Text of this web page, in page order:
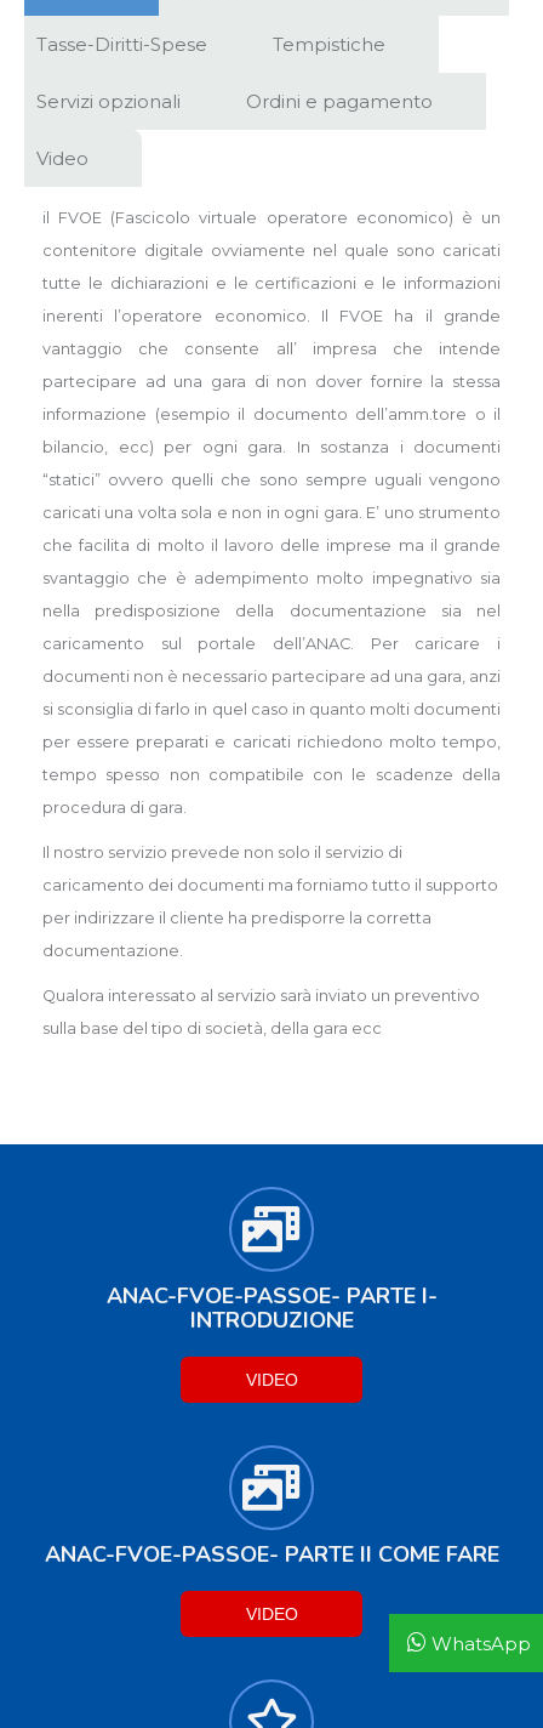
Tasse-Diritti-Spese Tempistiche
Servizi opzionali Ordini e pagamento
Video
il FVOE (Fascicolo virtuale operatore economico) è un
contenitore digitale ovviamente nel quale sono caricati
tutte le dichiarazioni e le certificazioni e le informazioni
inerenti l’operatore economico. Il FVOE ha il grande
vantaggio che consente all’ impresa che intende
partecipare ad una gara di non dover fornire la stessa
informazione (esempio il documento dell’amm.tore o il
bilancio, ecc) per ogni gara. In sostanza i documenti
“statici” ovvero quelli che sono sempre uguali vengono
caricati una volta sola e non in ogni gara. E’ uno strumento
che facilita di molto il lavoro delle imprese ma il grande
svantaggio che è adempimento molto impegnativo sia
nella predisposizione della documentazione sia nel
caricamento sul portale dell’ANAC. Per caricare i
documenti non è necessario partecipare ad una gara, anzi
si sconsiglia di farlo in quel caso in quanto molti documenti
per essere preparati e caricati richiedono molto tempo,
tempo spesso non compatibile con le scadenze della
procedura di gara.
Il nostro servizio prevede non solo il servizio di
caricamento dei documenti ma forniamo tutto il supporto
per indirizzare il cliente ha predisporre la corretta
documentazione.
Qualora interessato al servizio sarà inviato un preventivo
sulla base del tipo di società, della gara ecc
ANAC-FVOE-PASSOE- PARTE I-
INTRODUZIONE
VIDEO
ANAC-FVOE-PASSOE- PARTE II COME FARE
VIDEO
WhatsApp